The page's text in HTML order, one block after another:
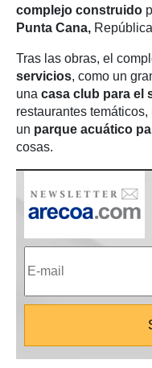
complejo construido
Punta Cana,
Tras las obras, el
servicios, como un
una casa club para el
restaurantes
un parque acuático
cosas.